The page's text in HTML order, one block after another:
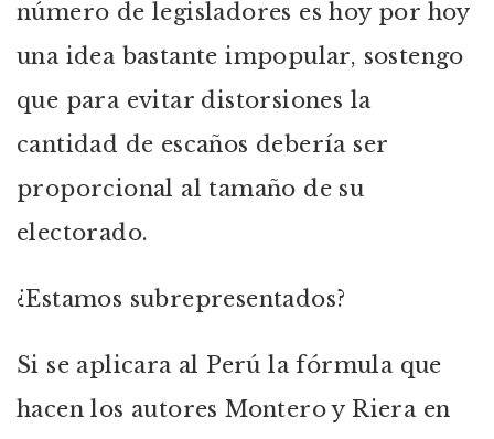
número de legisladores es hoy por hoy
una idea bastante impopular, sostengo
que para evitar distorsiones la
cantidad de escaños debería ser
proporcional al tamaño de su
electorado.
¿Estamos subrepresentados?
Si se aplicara al Perú la fórmula que
hacen los autores Montero y Riera en